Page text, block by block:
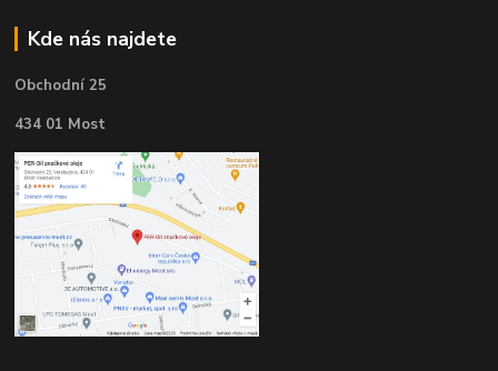
Kde nás najdete
Obchodní 25
434 01 Most